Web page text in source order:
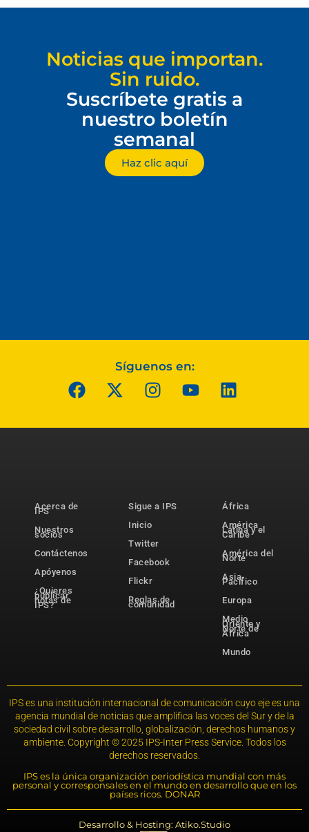
Noticias que importan.
Sin ruido.
Suscríbete gratis a
nuestro boletín
semanal
Haz clic aquí
Síguenos en:
Acerca de
IPS
Nuestros
socios
Contáctenos
Apóyenos
¿Quieres
publicar
notas de
IPS?
Sigue a IPS
Inicio
Twitter
Facebook
Flickr
Reglas de
comunidad
África
América
Latina y el
Caribe
América del
Norte
Asia-
Pacífico
Europa
Medio
Oriente y
Norte de
África
Mundo
IPS es una institución internacional de comunicación cuyo eje es una
agencia mundial de noticias que amplifica las voces del Sur y de la
sociedad civil sobre desarrollo, globalización, derechos humanos y
ambiente. Copyright © 2025 IPS-Inter Press Service. Todos los
derechos reservados.
IPS es la única organización periodística mundial con más
personal y corresponsales en el mundo en desarrollo que en los
países ricos. DONAR
Desarrollo & Hosting: Atiko.Studio